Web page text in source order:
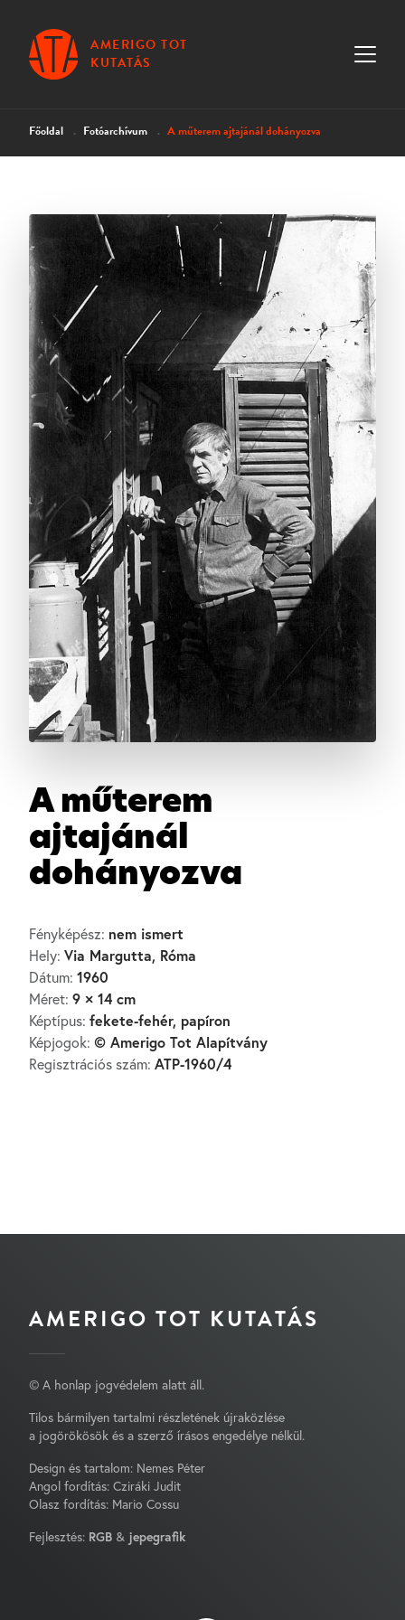
AMERIGO TOT
KUTATÁS
Főoldal Fotóarchívum A műterem ajtajánál dohányozva
A műterem
ajtajánál
dohányozva
Fényképész: nem ismert
Hely: Via Margutta, Róma
Dátum: 1960
Méret: 9 × 14 cm
Képtípus: fekete-fehér, papíron
Képjogok: © Amerigo Tot Alapítvány
Regisztrációs szám: ATP-1960/4
AMERIGO TOT KUTATÁS
© A honlap jogvédelem alatt áll.
Tilos bármilyen tartalmi részletének újraközlése
a jogörökösök és a szerző írásos engedélye nélkül.
Design és tartalom: Nemes Péter
Angol fordítás: Cziráki Judit
Olasz fordítás: Mario Cossu
Fejlesztés: RGB & jepegrafik